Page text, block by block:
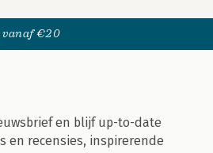
vanaf €20
en blijf up-to-date
en recensies, inspirerende